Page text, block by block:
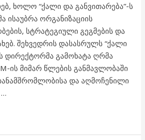
ხოლო “ქალი და განვითარება”-ს
ისაუბრა ორგანიზაციის
სტრატეგიული გეგმების და
შეხვედრის დასასრულს “ქალი
დირექტორმა გამოხატა ღრმა
ის მიმარ წლების განმავლობაში
და აღმოჩენილი